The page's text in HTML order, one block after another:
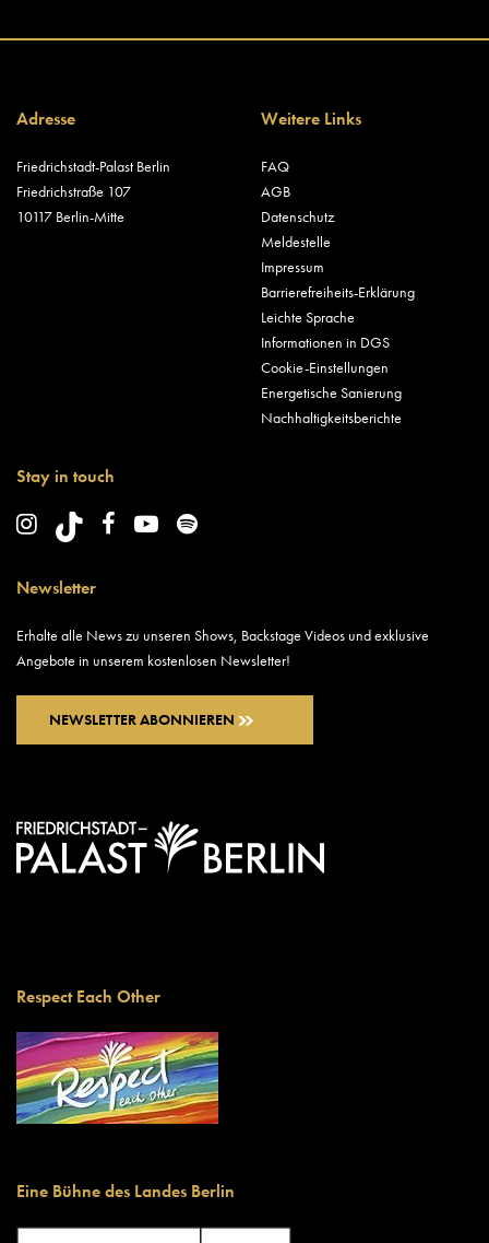
Adresse
Friedrichstadt-Palast Berlin
Friedrichstraße 107
10117 Berlin-Mitte
Weitere Links
FAQ
AGB
Datenschutz
Meldestelle
Impressum
Barrierefreiheits-Erklärung
Leichte Sprache
Informationen in DGS
Cookie-Einstellungen
Energetische Sanierung
Nachhaltigkeitsberichte
Stay in touch
Newsletter
Erhalte alle News zu unseren Shows, Backstage Videos und exklusive
Angebote in unserem kostenlosen Newsletter!
NEWSLETTER ABONNIEREN
Respect Each Other
Eine Bühne des Landes Berlin